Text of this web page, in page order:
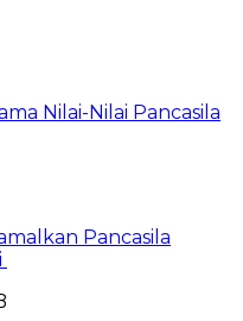
Nilai-Nilai Pancasila
Pancasila